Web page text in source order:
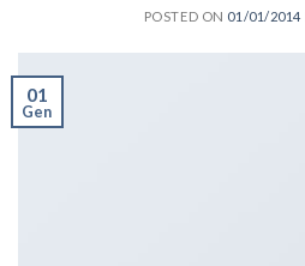
POSTED ON 01/01/2014
01
Gen